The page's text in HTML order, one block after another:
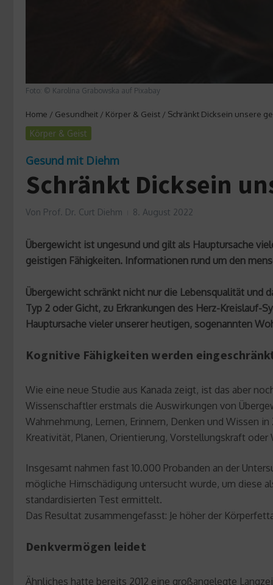
Foto: © Karolina Grabowska auf Pixabay
Home / Gesundheit / Körper & Geist / Schränkt Dicksein unsere
Körper & Geist
Gesund mit Diehm
Schränkt Dicksein
Von Prof. Dr. Curt Diehm 8. August 2022
Übergewicht ist ungesund und gilt als Hauptursache
geistigen Fähigkeiten. Informationen rund um den
Übergewicht schränkt nicht nur die Lebensqualität und
Typ 2 oder Gicht, zu Erkrankungen des Herz-Kreislauf-
Hauptursache vieler unserer heutigen, sogenannten
Kognitive Fähigkeiten werden
Wie eine neue Studie aus Kanada zeigt, ist das aber
Wissenschaftler erstmals die Auswirkungen von
Wahrnehmung, Lernen, Erinnern, Denken und Wissen
Kreativität, Planen, Orientierung, Vorstellungskraft oder
Insgesamt nahmen fast 10.000 Probanden an der
mögliche Hirnschädigung untersucht wurde, um diese
standardisierten Test ermittelt.
Das Resultat zusammengefasst: Je höher der
Denkvermögen leidet
Ähnliches hatte bereits 2012 eine großangelegte